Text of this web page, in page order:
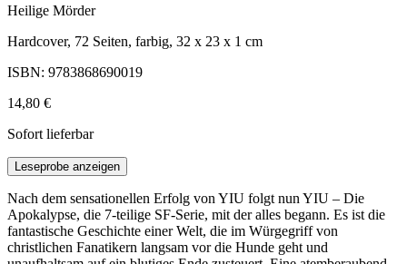
Heilige Mörder
Hardcover, 72 Seiten, farbig, 32 x 23 x 1 cm
ISBN: 9783868690019
14,80 €
Sofort lieferbar
Leseprobe anzeigen
Nach dem sensationellen Erfolg von YIU folgt nun YIU – Die
Apokalypse, die 7-teilige SF-Serie, mit der alles begann. Es ist die
fantastische Geschichte einer Welt, die im Würgegriff von
christlichen Fanatikern langsam vor die Hunde geht und